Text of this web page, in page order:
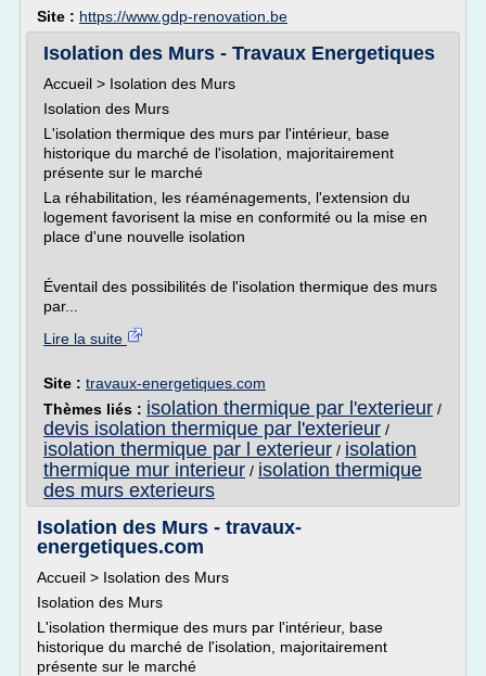
Site : https://www.gdp-renovation.be
Isolation des Murs - Travaux Energetiques
Accueil > Isolation des Murs
Isolation des Murs
L'isolation thermique des murs par l'intérieur, base
historique du marché de l'isolation, majoritairement
présente sur le marché
La réhabilitation, les réaménagements, l'extension du
logement favorisent la mise en conformité ou la mise en
place d'une nouvelle isolation
Éventail des possibilités de l'isolation thermique des murs
par...
Lire la suite
Site : travaux-energetiques.com
Thèmes liés : isolation thermique par l'exterieur /
devis isolation thermique par l'exterieur /
isolation thermique par l exterieur / isolation
thermique mur interieur / isolation thermique
des murs exterieurs
Isolation des Murs - travaux-
energetiques.com
Accueil > Isolation des Murs
Isolation des Murs
L'isolation thermique des murs par l'intérieur, base
historique du marché de l'isolation, majoritairement
présente sur le marché